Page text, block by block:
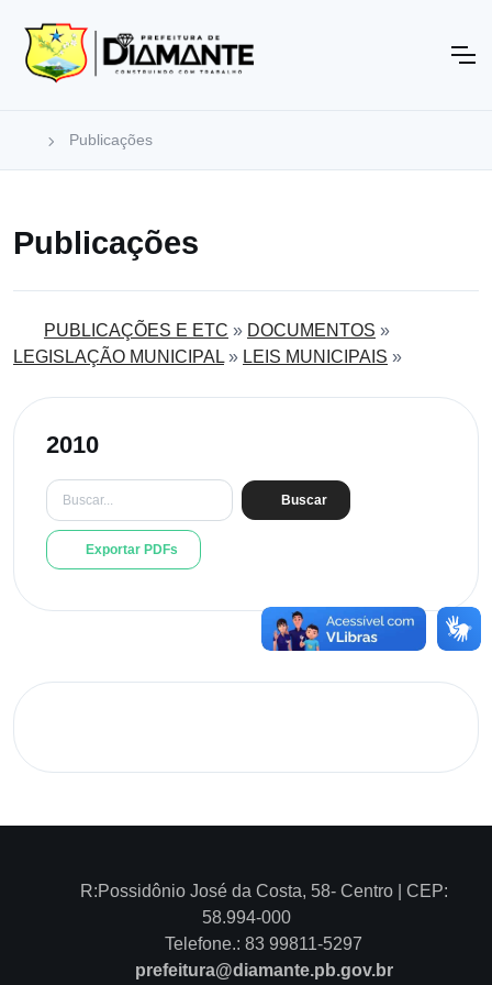
Publicações
Publicações
PUBLICAÇÕES E ETC » DOCUMENTOS »
LEGISLAÇÃO MUNICIPAL » LEIS MUNICIPAIS »
2010
Buscar
Exportar PDFs
R:Possidônio José da Costa, 58- Centro | CEP:
58.994-000
Telefone.: 83 99811-5297
prefeitura@diamante.pb.gov.br